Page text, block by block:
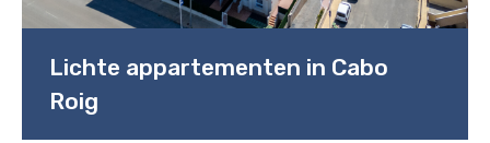
Lichte appartementen in Cabo
Roig